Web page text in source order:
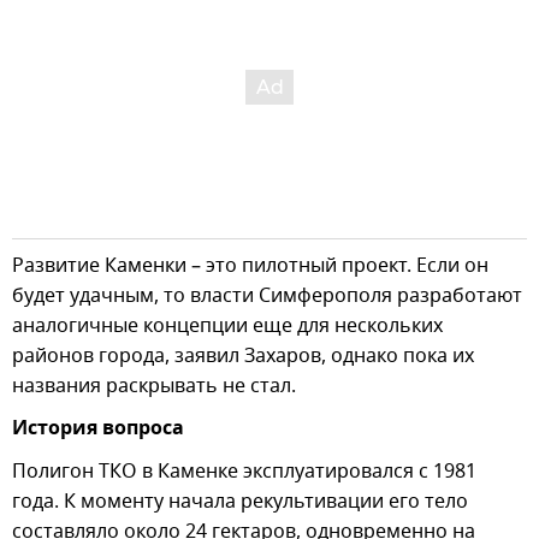
Развитие Каменки – это пилотный проект. Если он
будет удачным, то власти Симферополя разработают
аналогичные концепции еще для нескольких
районов города, заявил Захаров, однако пока их
названия раскрывать не стал.
История вопроса
Полигон ТКО в Каменке эксплуатировался с 1981
года. К моменту начала рекультивации его тело
составляло около 24 гектаров, одновременно на